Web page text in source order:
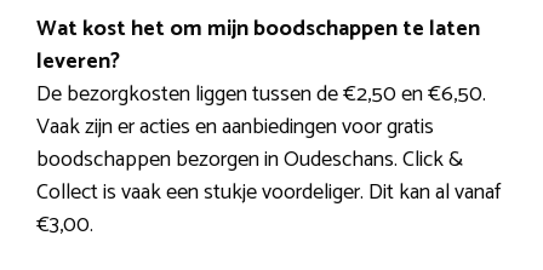
Wat kost het om mijn boodschappen te laten
leveren?
De bezorgkosten liggen tussen de €2,50 en €6,50.
Vaak zijn er acties en aanbiedingen voor gratis
boodschappen bezorgen in Oudeschans. Click &
Collect is vaak een stukje voordeliger. Dit kan al vanaf
€3,00.